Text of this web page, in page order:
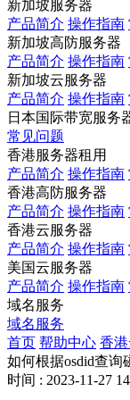
新加坡服务器
产品简介 操作指南
新加坡高防服务器
产品简介 操作指南
新加坡云服务器
产品简介 操作指南
日本国际带宽服务
常见问题
香港服务器租用
产品简介 操作指南
香港高防服务器
产品简介 操作指南
香港云服务器
产品简介 操作指南
美国云服务器
产品简介 操作指南
域名服务
域名服务
首页 帮助中心 香
如何根据osdid查询
时间 : 2023-11-27